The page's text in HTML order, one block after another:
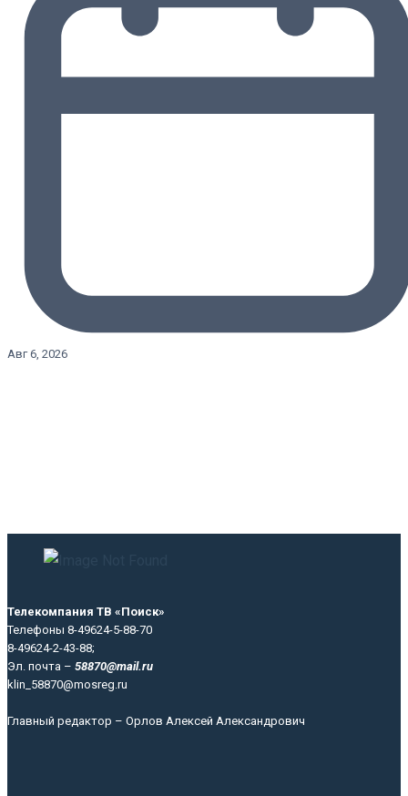
Авг 6, 2026
Телекомпания ТВ «Поиск»
Телефоны 8-49624-5-88-70
8-49624-2-43-88;
Эл. почта – 58870@mail.ru
klin_58870@mosreg.ru
Главный редактор – Орлов Алексей Александрович